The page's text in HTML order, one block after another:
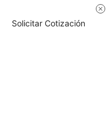
Solicitar Cotización